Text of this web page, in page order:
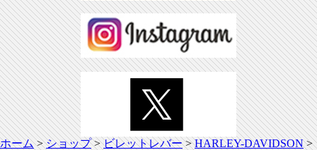
ホーム>ショップ>ビレットレバー>HARLEY-DAVIDSON>